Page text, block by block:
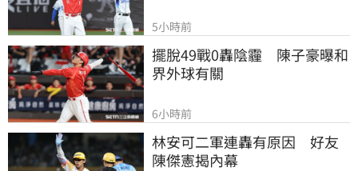
5小時前
擺脫49戰0轟陰霾　陳子豪曝和
界外球有關
6小時前
林安可二軍連轟有原因　好友
陳傑憲揭內幕